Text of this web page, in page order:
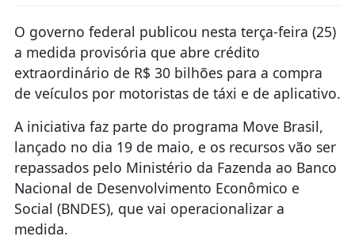
O governo federal publicou nesta terça-feira (25)
a medida provisória que abre crédito
extraordinário de R$ 30 bilhões para a compra
de veículos por motoristas de táxi e de aplicativo.
A iniciativa faz parte do programa Move Brasil,
lançado no dia 19 de maio, e os recursos vão ser
repassados pelo Ministério da Fazenda ao Banco
Nacional de Desenvolvimento Econômico e
Social (BNDES), que vai operacionalizar a
medida.